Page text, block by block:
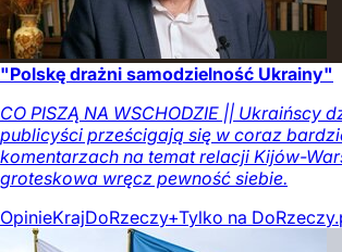
"Polskę drażni samodzielność Ukrainy"
CO PISZĄ NA WSCHODZIE || Ukraińscy
publicyści prześcigają się w coraz
komentarzach na temat relacji Kijów-
groteskowa wręcz pewność siebie.
OpinieKrajDoRzeczy+Tylko na